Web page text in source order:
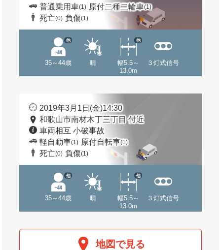
普通乗用車(1) 原付二種二輪車(1)
死亡(0) 負傷(1)
35～44歳
他
晴
幅5.5～
13.0m
他
３灯式信号
2019年3月1日(金)14:30
和歌山市南材木丁三丁目 付近
車両相互 小破事故
軽自動車(1) 原付自転車(1)
死亡(0) 負傷(1)
35～44歳
他
晴
幅5.5～
13.0m
他
３灯式信号
地図で見る